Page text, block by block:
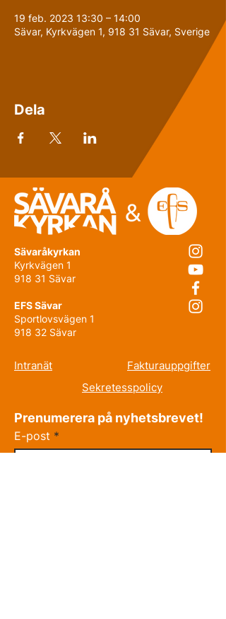
19 feb. 2023 13:30 – 14:00
Sävar, Kyrkvägen 1, 918 31 Sävar, Sverige
Dela
Sävaråkyrkan
Kyrkvägen 1
918 31 Sävar
EFS Sävar
Sportlovsvägen 1
918 32 Sävar
Fakturauppgifter
Intranät
Sekretesspolicy
Prenumerera på nyhetsbrevet!
E-post